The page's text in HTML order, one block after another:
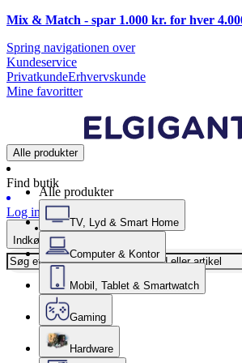
Mix & Match - spar 1.000 kr. for hver
Spring navigationen over
Kundeservice
PrivatkundeErhvervskunde
Mine favoritter
Alle produkter
Find butik
Log ind
Indkøbskurv
Alle produkter
TV, Lyd & Smart Home
Computer & Kontor
Mobil, Tablet & Smartwatch
Gaming
Hardware